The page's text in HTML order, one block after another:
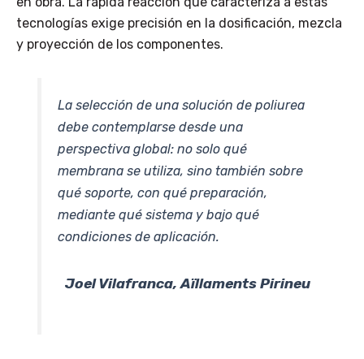
tecnologías exige precisión en la dosificación, mezcla
y proyección de los componentes.
La selección de una solución de poliurea
debe contemplarse desde una
perspectiva global: no solo qué
membrana se utiliza, sino también sobre
qué soporte, con qué preparación,
mediante qué sistema y bajo qué
condiciones de aplicación.
Joel Vilafranca, Aïllaments Pirineu